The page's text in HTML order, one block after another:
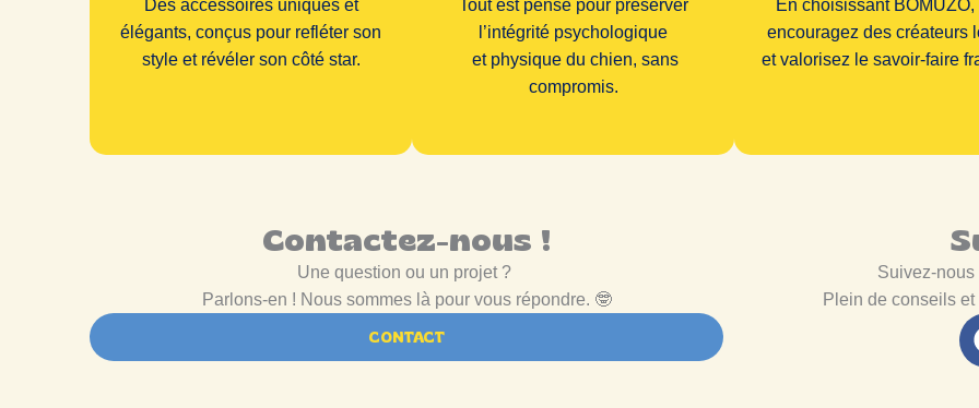
Des accessoires uniques et
élégants, conçus pour refléter son
style et révéler son côté star.
Tout est pensé pour préserver
l’intégrité psychologique
et physique du chien, sans
compromis.
En choisissant BOMUZO,
encouragez des créateurs
et valorisez le savoir-faire
Contactez-nous !
Une question ou un projet ?
Parlons-en ! Nous sommes là pour vous répondre. 🤓
CONTACT
Suivez-
Plein de conseils